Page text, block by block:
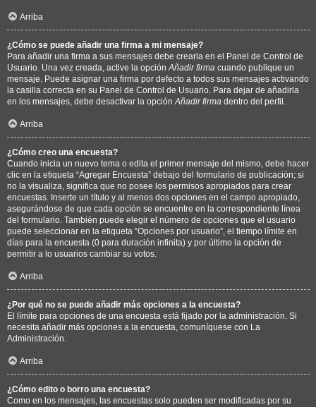
Arriba
¿Cómo se puede añadir una firma a mi mensaje?
Para añadir una firma a sus mensajes debe crearla en el Panel de Control de
Usuario. Una vez creada, active la opción Añadir firma cuando publique un
mensaje. Puede asignar una firma por defecto a todos sus mensajes activando
la casilla correcta en su Panel de Control de Usuario. Para dejar de añadirla
en los mensajes, debe desactivar la opción Añadir firma dentro del perfil.
Arriba
¿Cómo creo una encuesta?
Cuando inicia un nuevo tema o edita el primer mensaje del mismo, debe hacer
clic en la etiqueta “Agregar Encuesta” debajo del formulario de publicación; si
no la visualiza, significa que no posee los permisos apropiados para crear
encuestas. Inserte un título y al menos dos opciones en el campo apropiado,
asegurándose de que cada opción se encuentre en la correspondiente línea
del formulario. También puede elegir el número de opciones que el usuario
puede seleccionar en la etiqueta “Opciones por usuario”, el tiempo límite en
días para la encuesta (0 para duración infinita) y por último la opción de
permitir a lo usuarios cambiar su votos.
Arriba
¿Por qué no se puede añadir más opciones a la encuesta?
El límite para opciones de una encuesta está fijado por la administración. Si
necesita añadir más opciones a la encuesta, comuníquese con La
Administración.
Arriba
¿Cómo edito o borro una encuesta?
Como en los mensajes, las encuestas solo pueden ser modificadas por su